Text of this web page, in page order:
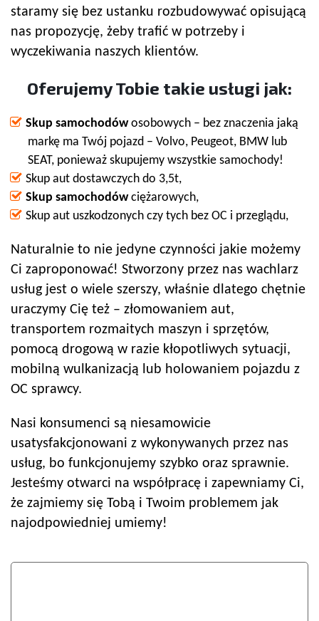
staramy się bez ustanku rozbudowywać opisującą
nas propozycję, żeby trafić w potrzeby i
wyczekiwania naszych klientów.
Oferujemy Tobie takie usługi jak:
Skup samochodówosobowych – bez znaczenia jaką
markę ma Twój pojazd – Volvo, Peugeot, BMW lub
SEAT, ponieważ skupujemy wszystkie samochody!
Skup aut dostawczych do 3,5t,
Skup samochodówciężarowych,
Skup aut uszkodzonych czy tych bez OC i przeglądu,
Naturalnie to nie jedyne czynności jakie możemy
Ci zaproponować! Stworzony przez nas wachlarz
usług jest o wiele szerszy, właśnie dlatego chętnie
uraczymy Cię też – złomowaniem aut,
transportem rozmaitych maszyn i sprzętów,
pomocą drogową w razie kłopotliwych sytuacji,
mobilną wulkanizacją lub holowaniem pojazdu z
OC sprawcy.
Nasi konsumenci są niesamowicie
usatysfakcjonowani z wykonywanych przez nas
usług, bo funkcjonujemy szybko oraz sprawnie.
Jesteśmy otwarci na współpracę i zapewniamy Ci,
że zajmiemy się Tobą i Twoim problemem jak
najodpowiedniej umiemy!